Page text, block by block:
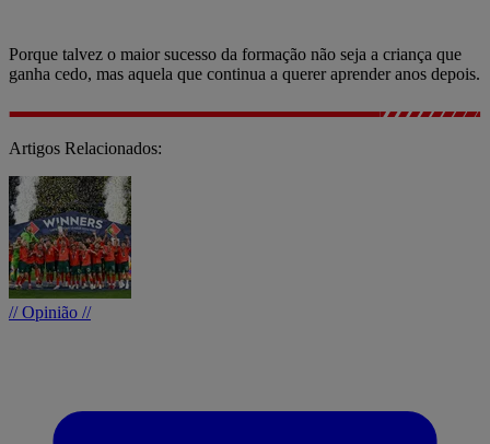
Porque talvez o maior sucesso da formação não seja a criança que
ganha cedo, mas aquela que continua a querer aprender anos depois.
Artigos Relacionados:
// Opinião //